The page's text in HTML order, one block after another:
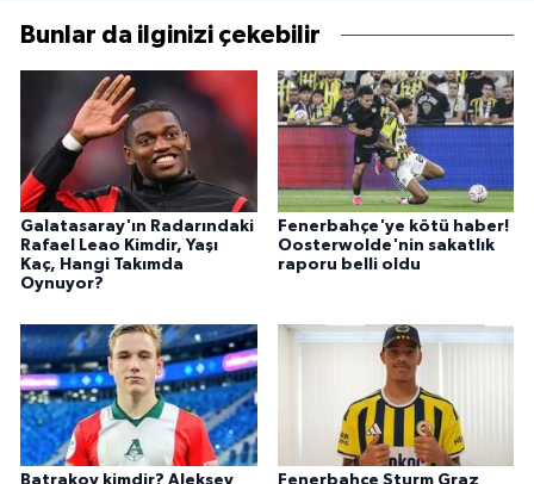
Bunlar da ilginizi çekebilir
Galatasaray'ın Radarındaki
Rafael Leao Kimdir, Yaşı
Kaç, Hangi Takımda
Oynuyor?
Fenerbahçe'ye kötü haber!
Oosterwolde'nin sakatlık
raporu belli oldu